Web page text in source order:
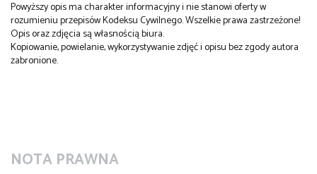
Powyższy opis ma charakter informacyjny i nie stanowi oferty w
rozumieniu przepisów Kodeksu Cywilnego. Wszelkie prawa zastrzeżone!
Opis oraz zdjęcia są własnością biura.
Kopiowanie, powielanie, wykorzystywanie zdjęć i opisu bez zgody autora
zabronione.
NOTA PRAWNA